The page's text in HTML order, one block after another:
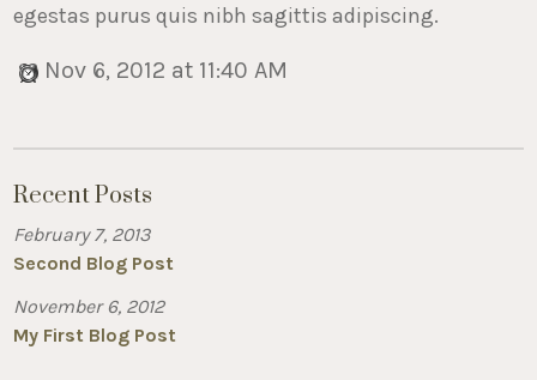
egestas purus quis nibh sagittis adipiscing.
Nov 6, 2012 at 11:40 AM
Recent Posts
February 7, 2013
Second Blog Post
November 6, 2012
My First Blog Post